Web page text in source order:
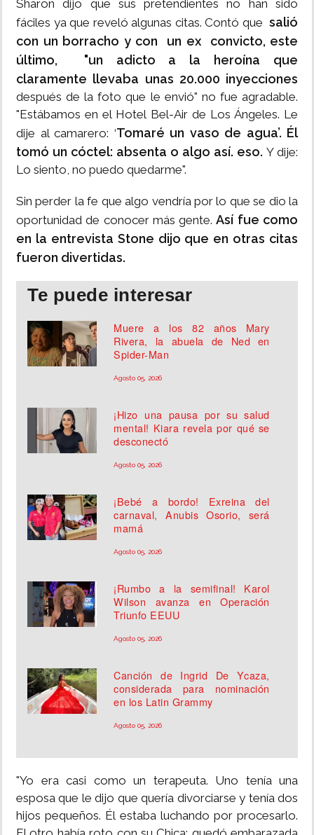
Sharon dijo que sus pretendientes no han sido
fáciles ya que reveló algunas citas. Contó que salió
con un borracho y con un ex convicto, este
último, "un adicto a la heroína que
claramente llevaba unas 20.000 inyecciones
después de la foto que le envió" no fue agradable.
"Estábamos en el Hotel Bel-Air de Los Ángeles. Le
dije al camarero: ‘Tomaré un vaso de agua’. Él
tomó un cóctel: absenta o algo así. eso. Y dije:
Lo siento, no puedo quedarme".
Sin perder la fe que algo vendría por lo que se dio la
oportunidad de conocer más gente.Así fue como
en la entrevista Stone dijo que en otras citas
fueron divertidas.
Te puede interesar
Muere a los 82 años Mary
Rivera, la abuela de Ned en
Spider-Man
Agosto 05, 2026
¡Hizo una pausa por su salud
mental! Kiara revela por qué se
desconectó
Agosto 05, 2026
¡Bebé a bordo! Exreina del
carnaval, Anubis Osorio, será
mamá
Agosto 05, 2026
¡Rumbo a la semifinal! Karol
Wilson avanza en Operación
Triunfo EEUU
Agosto 05, 2026
Canción de Ingrid De Ycaza,
considerada para nominación
en los Latin Grammy
Agosto 05, 2026
"Yo era casi como un terapeuta. Uno tenía una
esposa que le dijo que quería divorciarse y tenía dos
hijos pequeños. Él estaba luchando por procesarlo.